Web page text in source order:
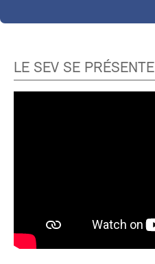
LE SEV SE PRÉSENTE